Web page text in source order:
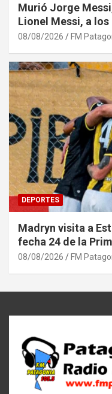
Murió Jorge
Lionel Messi, a los
08/08/2026 FM
DEPORTES
Madryn visita a
fecha 24 de la
08/08/2026 FM